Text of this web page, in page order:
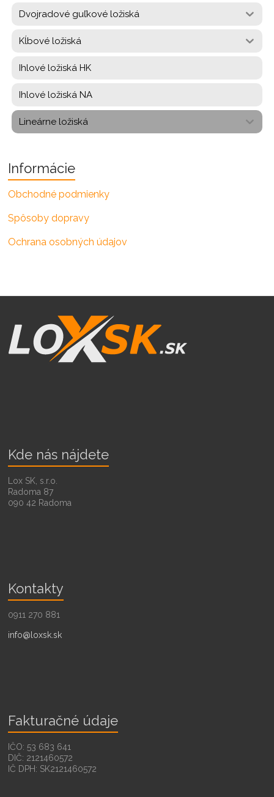
Dvojradové guľkové ložiská
Kĺbové ložiská
Ihlové ložiská HK
Ihlové ložiská NA
Lineárne ložiská
Informácie
Obchodné podmienky
Spôsoby dopravy
Ochrana osobných údajov
Kde nás nájdete
Lox SK, s.r.o.
Radoma 87
090 42 Radoma
Kontakty
0911 270 881
info@loxsk.sk
Fakturačné údaje
IČO: 53 683 641
DIČ: 2121460572
IČ DPH: SK2121460572